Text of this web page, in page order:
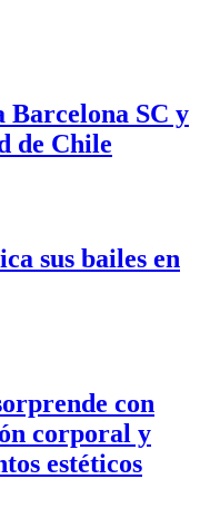
Barcelona SC y
de Chile
sus bailes en
con
corporal y
estéticos